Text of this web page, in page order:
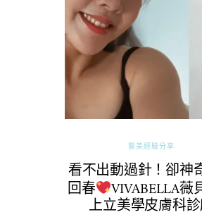
醫美經驗分享
看不出動過針！卻神
回春 VIVABELLA薇
上立美學皮膚科